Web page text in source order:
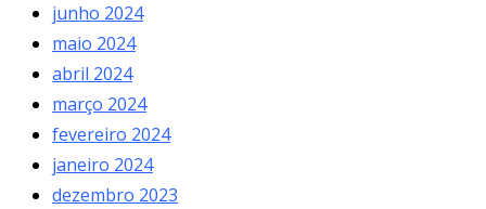
junho 2024
maio 2024
abril 2024
março 2024
fevereiro 2024
janeiro 2024
dezembro 2023